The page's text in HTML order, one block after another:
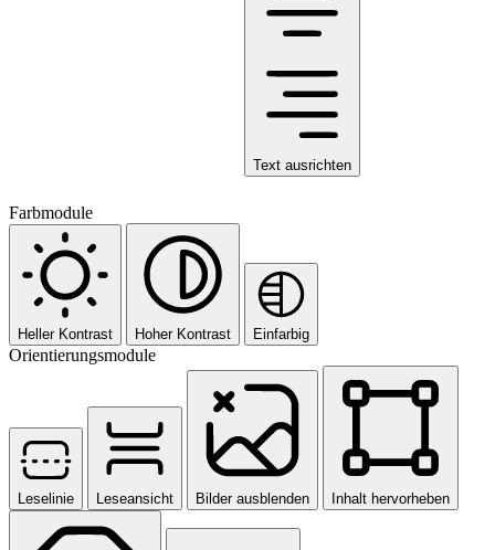
Text ausrichten
Farbmodule
Heller Kontrast Hoher Kontrast Einfarbig
Orientierungsmodule
Leselinie Leseansicht Bilder ausblenden Inhalt hervorheben